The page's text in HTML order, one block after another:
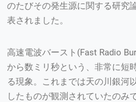
のたびその発生源に関する研究
表されました。
高速電波バースト(Fast Radio
から数ミリ秒という、非常に短
る現象。これまでは天の川銀河
したものが観測されていたのみ